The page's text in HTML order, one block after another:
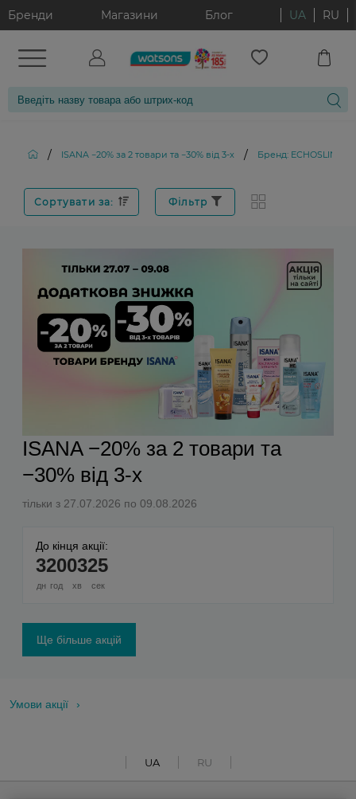
Бренди Магазини Блог UA RU
/ ISANA −20% за 2 товари та −30% від 3-х / Бренд: ECHOSLINE
Сортувати за: Фільтр
ISANA −20% за 2 товари та
−30% від 3-х
тільки з 27.07.2026 по 09.08.2026
До кінця акції:
3
дн
20
год
03
хв
24
сек
Ще більше акцій
Умови акції
UA RU